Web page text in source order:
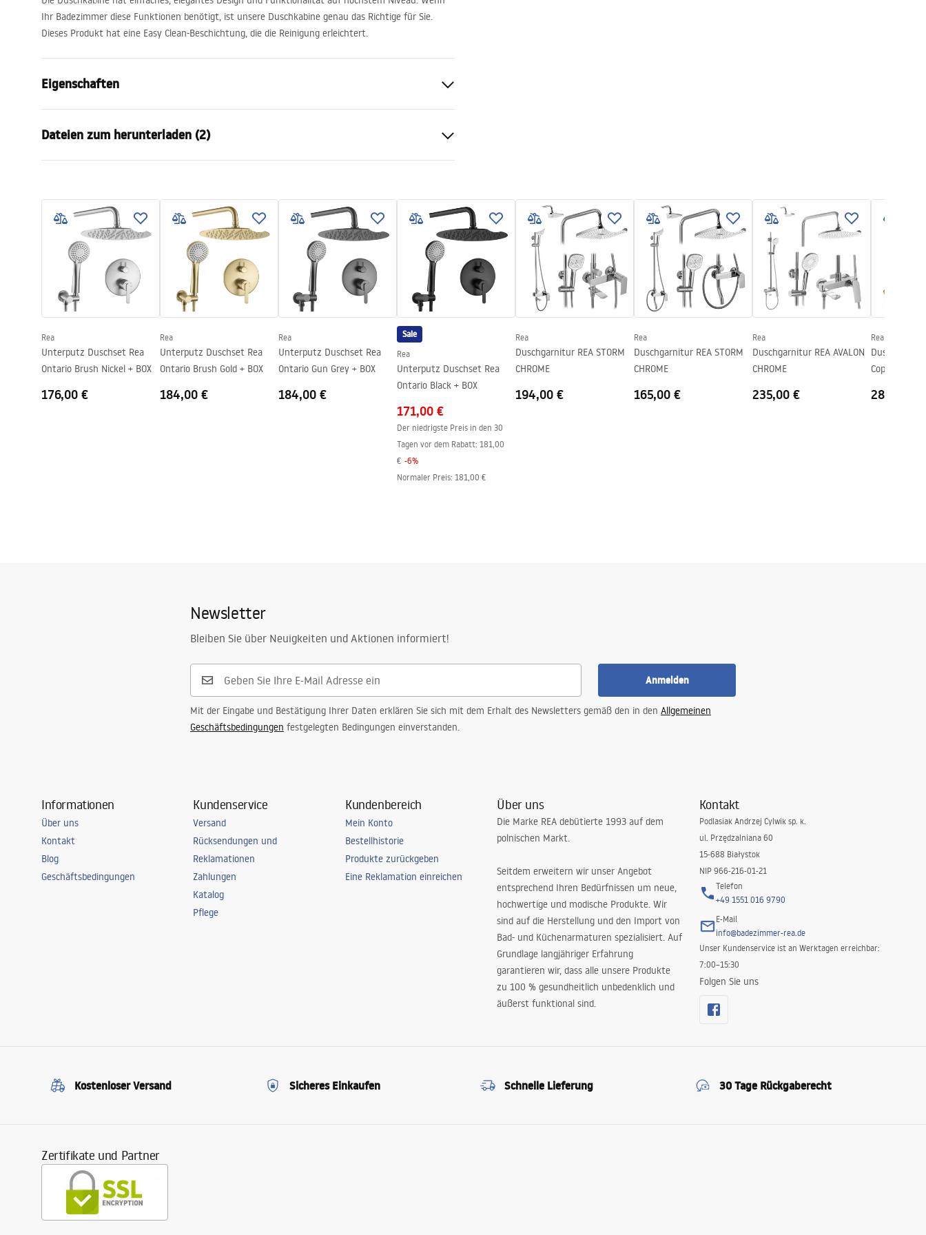
Ihr Badezimmer diese Funktionen benötigt, ist unsere Duschkabine genau das Richtige für Sie.
Dieses Produkt hat eine Easy Clean-Beschichtung, die die Reinigung erleichtert.
Eigenschaften
Farbe der Armatur
Duschkabine Typ
Ecke
Öffnungsmethode
Atlas
Montage
auf der Duschwanne oder auf dem Boden
Höhe
Kabinenrichtung
linke oder rechte
Garantie
24 monate
Easy Clean Beschichtung
ja, auf einer Seite der Scheibe
Dateien zum herunterladen (2)
WARUNKI BEZPIECZENSTWA
KABINY DRZWI PARAWANY.pdf
Instrukcja montażu kabiny
Atlas.pdf
Rea
Unterputz Duschset Rea
Ontario Brush Nickel + BOX
176,00 €
Rea
Unterputz Duschset Rea
Ontario Brush Gold + BOX
184,00 €
Rea
Unterputz Duschset Rea
Ontario Gun Grey + BOX
184,00 €
Sale
Rea
Unterputz Duschset Rea
Ontario Black + BOX
171,00 €
Der niedrigste Preis in den 30
Tagen vor dem Rabatt: 181,00
€ -6%
Normaler Preis: 181,00 €
Rea
Duschgarnitur REA STORM
CHROME
194,00 €
Rea
Duschgarnitur REA STORM
CHROME
165,00 €
Rea
Duschgarnitur REA AVALON
CHROME
235,00 €
Rea
Copper
283,00 €
Newsletter
Bleiben Sie über Neuigkeiten und Aktionen informiert!
Anmelden
Mit der Eingabe und Bestätigung Ihrer Daten erklären Sie sich mit dem Erhalt des Newsletters gemäß den in den Allgemeinen
Geschäftsbedingungen festgelegten Bedingungen einverstanden.
Informationen
Über uns
Kontakt
Blog
Geschäftsbedingungen
Kundenservice
Versand
Rücksendungen und
Reklamationen
Zahlungen
Katalog
Pflege
Kundenbereich
Mein Konto
Bestellhistorie
Produkte zurückgeben
Eine Reklamation einreichen
Über uns
Die Marke REA debütierte 1993 auf dem
polnischen Markt.
Seitdem erweitern wir unser Angebot
entsprechend Ihren Bedürfnissen um neue,
hochwertige und modische Produkte. Wir
sind auf die Herstellung und den Import von
Bad- und Küchenarmaturen spezialisiert. Auf
Grundlage langjähriger Erfahrung
garantieren wir, dass alle unsere Produkte
zu 100 % gesundheitlich unbedenklich und
äußerst funktional sind.
Kontakt
Podlasiak Andrzej Cylwik sp. k.
ul. Przędzalniana 60
15-688 Białystok
NIP 966-216-01-21
Telefon
+49 1551 016 9790
E-Mail
info@badezimmer-rea.de
Unser Kundenservice ist an Werktagen erreichbar:
7:00–15:30
Folgen Sie uns
Kostenloser Versand Sicheres Einkaufen Schnelle Lieferung 30 Tage Rückgaberecht
Zertifikate und Partner